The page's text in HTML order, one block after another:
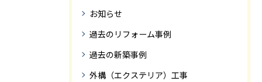
お知らせ
過去のリフォーム事例
過去の新築事例
外構（エクステリア）工事